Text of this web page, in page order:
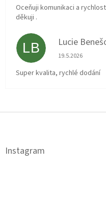
Oceňuji komunikaci a
děkuji .
LB Lucie
Hodnocení
19.5.2026
Super kvalita, rychlé dodání
Z
Instagram